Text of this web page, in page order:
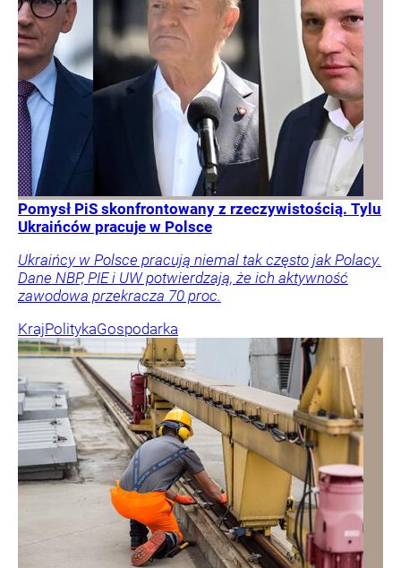
Pomysł PiS skonfrontowany z rzeczywistością. Tylu
Ukraińców pracuje w Polsce
Ukraińcy w Polsce pracują niemal tak często jak Polacy.
Dane NBP, PIE i UW potwierdzają, że ich aktywność
zawodowa przekracza 70 proc.
KrajPolitykaGospodarka